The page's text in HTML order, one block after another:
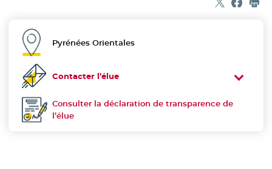
Partager
- Nouvelle
-
Département :
Pyrénées Orientales
Contacter l’élue
Déclaration de transparence :
Consulter la déclaration de transparence de
l’élue